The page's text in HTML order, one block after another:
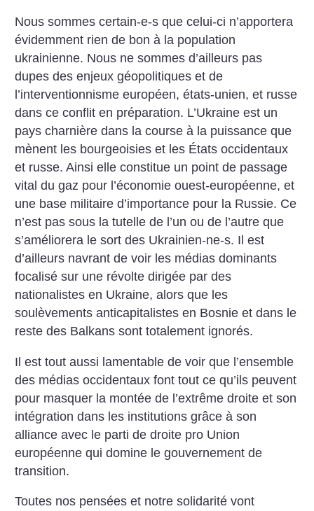
Nous sommes certain-e-s que celui-ci n’apportera
évidemment rien de bon à la population
ukrainienne. Nous ne sommes d’ailleurs pas
dupes des enjeux géopolitiques et de
l’interventionnisme européen, états-unien, et russe
dans ce conflit en préparation. L’Ukraine est un
pays charnière dans la course à la puissance que
mènent les bourgeoisies et les États occidentaux
et russe. Ainsi elle constitue un point de passage
vital du gaz pour l’économie ouest-européenne, et
une base militaire d’importance pour la Russie. Ce
n’est pas sous la tutelle de l’un ou de l’autre que
s’améliorera le sort des Ukrainien-ne-s. Il est
d’ailleurs navrant de voir les médias dominants
focalisé sur une révolte dirigée par des
nationalistes en Ukraine, alors que les
soulèvements anticapitalistes en Bosnie et dans le
reste des Balkans sont totalement ignorés.
Il est tout aussi lamentable de voir que l’ensemble
des médias occidentaux font tout ce qu’ils peuvent
pour masquer la montée de l’extrême droite et son
intégration dans les institutions grâce à son
alliance avec le parti de droite pro Union
européenne qui domine le gouvernement de
transition.
Toutes nos pensées et notre solidarité vont